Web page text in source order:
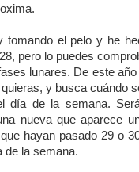
el pelo y he
pero lo puedes
lunares. De este
y busca cuándo
día de la semana.
nueva que aparece
hayan pasado 29 o
de la semana.